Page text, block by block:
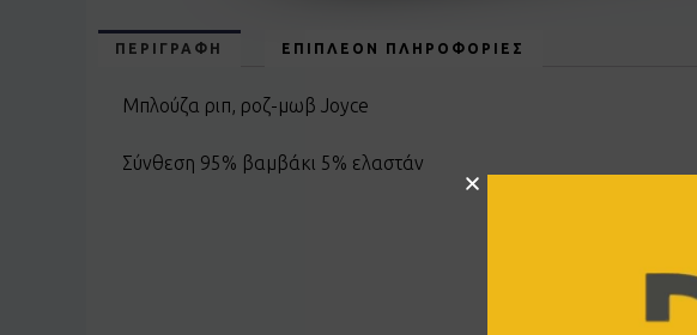
ΠΕΡΙΓΡΑΦΉ ΕΠΙΠΛΈΟΝ ΠΛΗΡΟΦΟΡΊΕΣ
Μπλούζα ριπ, ροζ-μωβ Joyce
Σύνθεση 95% βαμβάκι 5% ελαστάν